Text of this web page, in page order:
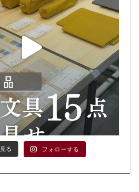
る フォローする